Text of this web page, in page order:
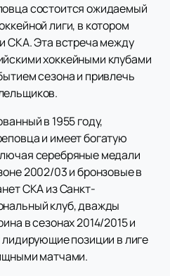
состоится ожидаемый
лиги, в котором
СКА. Эта встреча между
хоккейными клубами
сезона и привлечь
в 1955 году,
и имеет богатую
серебряные медали
2002/03 и бронзовые в
СКА из Санкт-
клуб, дважды
в сезонах 2014/2015 и
позиции в лиге
матчами.